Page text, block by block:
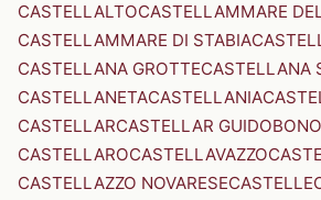
CASTELLALTOCASTELLAMMARE
CASTELLAMMARE DI STABIA
CASTELLANA GROTTECASTELLANA
CASTELLANETACASTELLANIA
CASTELLARCASTELLAR GUIDOBONO
CASTELLAROCASTELLAVAZZO
CASTELLAZZO NOVARESE